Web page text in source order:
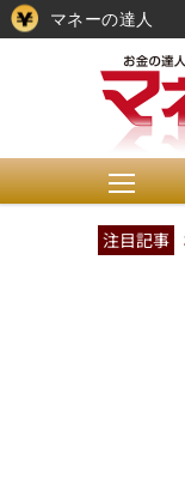
注目記事
マネーの達人